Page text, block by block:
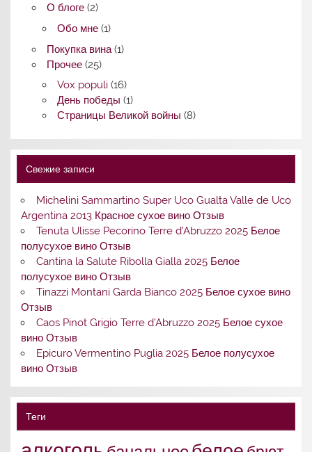
О блоге(2)
Обо мне(1)
Покупка вина(1)
Прочее(25)
Vox populi(16)
День победы (1)
Страницы Великой войны (8)
Свежие записи
Michelini Sammartino Super Uco Gualta Valle de Uco
Argentina 2013 Красное сухое вино Отзыв
Tenuta Ulisse Pecorino Terre d’Abruzzo 2025 Белое
полусухое вино Отзыв
Cantina la Salute Ribolla Gialla 2025 Белое
полусухое вино Отзыв
Tinazzi Montani Garda Bianco 2025 Белое сухое вино
Отзыв
Caos Pinot Grigio Terre d’Abruzzo 2025 Белое сухое
вино Отзыв
Epicuro Vermentino Puglia 2025 Белое полусухое
вино Отзыв
Теги